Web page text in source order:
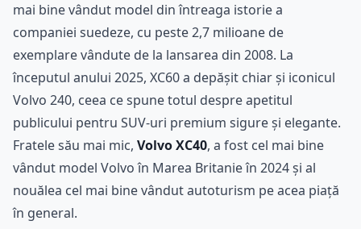
mai bine vândut model din întreaga istorie a
companiei suedeze, cu peste 2,7 milioane de
exemplare vândute de la lansarea din 2008. La
începutul anului 2025, XC60 a depășit chiar și iconicul
Volvo 240, ceea ce spune totul despre apetitul
publicului pentru SUV-uri premium sigure și elegante.
Fratele său mai mic, Volvo XC40, a fost cel mai bine
vândut model Volvo în Marea Britanie în 2024 și al
nouălea cel mai bine vândut autoturism pe acea piață
în general.